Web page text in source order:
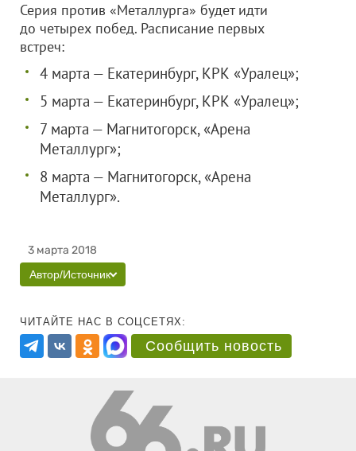
Серия против «Металлурга» будет идти
до четырех побед. Расписание первых
встреч:
4 марта — Екатеринбург, КРК «Уралец»;
5 марта — Екатеринбург, КРК «Уралец»;
7 марта — Магнитогорск, «Арена
Металлург»;
8 марта — Магнитогорск, «Арена
Металлург».
3 марта 2018
Автор/Источник
ЧИТАЙТЕ НАС В СОЦСЕТЯХ:
Сообщить новость